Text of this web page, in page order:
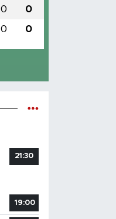
0 0
0 0
21:30
19:00